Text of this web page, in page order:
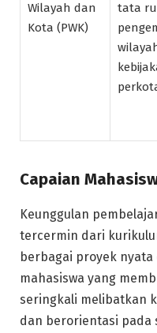
Wilayah dan
Kota (PWK)
tata
Capaian
Keunggulan
tercermin dari
berbagai proyek
mahasiswa yang
seringkali melibatkan
dan berorientasi pada